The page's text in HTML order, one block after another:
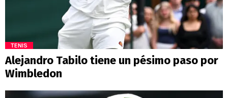
TENIS
Alejandro Tabilo tiene un pésimo paso por
Wimbledon